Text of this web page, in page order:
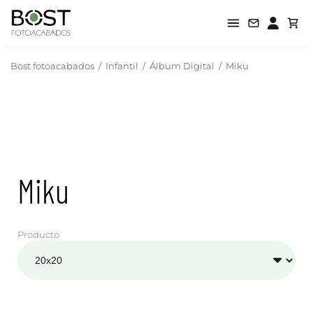
Bost fotoacabados / Infantil / Álbum Digital / Miku
Miku
Producto